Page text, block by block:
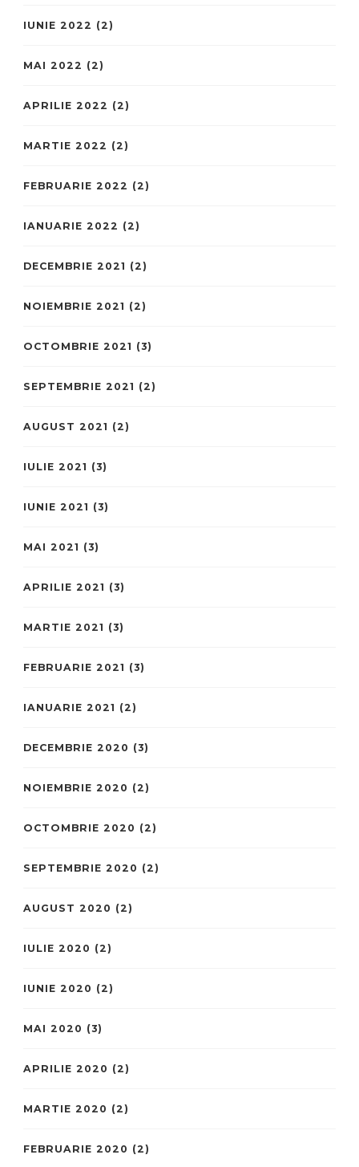
IUNIE 2022 (2)
MAI 2022 (2)
APRILIE 2022 (2)
MARTIE 2022 (2)
FEBRUARIE 2022 (2)
IANUARIE 2022 (2)
DECEMBRIE 2021 (2)
NOIEMBRIE 2021 (2)
OCTOMBRIE 2021 (3)
SEPTEMBRIE 2021 (2)
AUGUST 2021 (2)
IULIE 2021 (3)
IUNIE 2021 (3)
MAI 2021 (3)
APRILIE 2021 (3)
MARTIE 2021 (3)
FEBRUARIE 2021 (3)
IANUARIE 2021 (2)
DECEMBRIE 2020 (3)
NOIEMBRIE 2020 (2)
OCTOMBRIE 2020 (2)
SEPTEMBRIE 2020 (2)
AUGUST 2020 (2)
IULIE 2020 (2)
IUNIE 2020 (2)
MAI 2020 (3)
APRILIE 2020 (2)
MARTIE 2020 (2)
FEBRUARIE 2020 (2)